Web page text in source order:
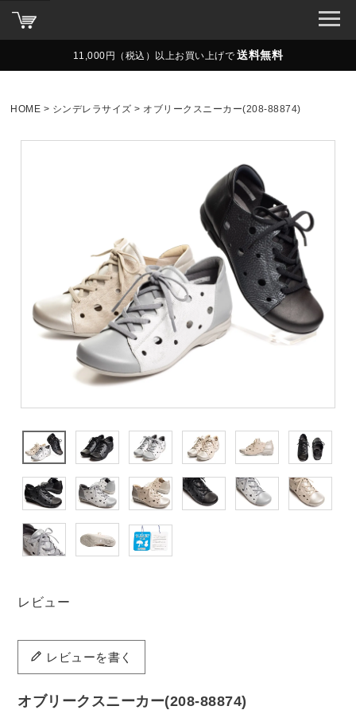
11,000円（税込）以上お買い上げで 送料無料
HOME シンデレラサイズ オブリークスニーカー(208-88874)
レビュー
レビューを書く
オブリークスニーカー(208-88874)